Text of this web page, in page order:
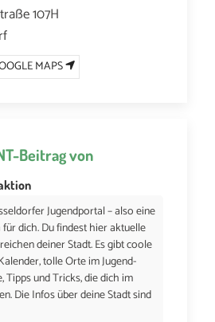
107H
MAPS
-Beitrag von
Jugendportal – also eine
dich. Du findest hier aktuelle
deiner Stadt. Es gibt coole
tolle Orte im Jugend-
Tipps und Tricks, die dich im
Die Infos über deine Stadt sind